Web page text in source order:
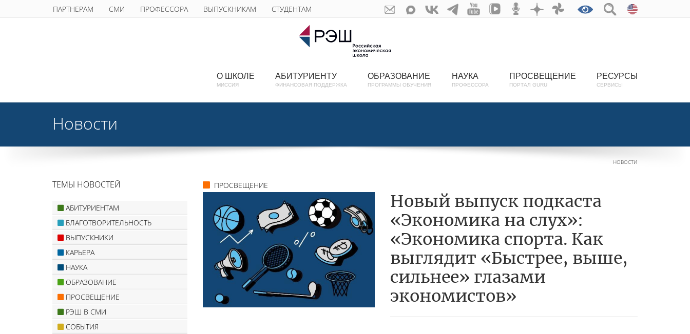
ПАРТНЕРАМ СМИ ПРОФЕССОРА ВЫПУСКНИКАМ СТУДЕНТАМ
О ШКОЛЕ
МИССИЯ
АБИТУРИЕНТУ
ФИНАНСОВАЯ ПОДДЕРЖКА
ОБРАЗОВАНИЕ
ПРОГРАММЫ ОБУЧЕНИЯ
НАУКА
ПРОФЕССОРА
ПРОСВЕЩЕНИЕ
ПОРТАЛ GURU
РЕСУРСЫ
СЕРВИСЫ
Новости
НОВОСТИ
ПРОСВЕЩЕНИЕ
Новый выпуск подкаста
«Экономика на слух»:
«Экономика спорта. Как
выглядит «Быстрее, выше,
сильнее» глазами
экономистов»
ТЕМЫ НОВОСТЕЙ
АБИТУРИЕНТАМ
БЛАГОТВОРИТЕЛЬНОСТЬ
ВЫПУСКНИКИ
КАРЬЕРА
НАУКА
ОБРАЗОВАНИЕ
ПРОСВЕЩЕНИЕ
РЭШ В СМИ
СОБЫТИЯ